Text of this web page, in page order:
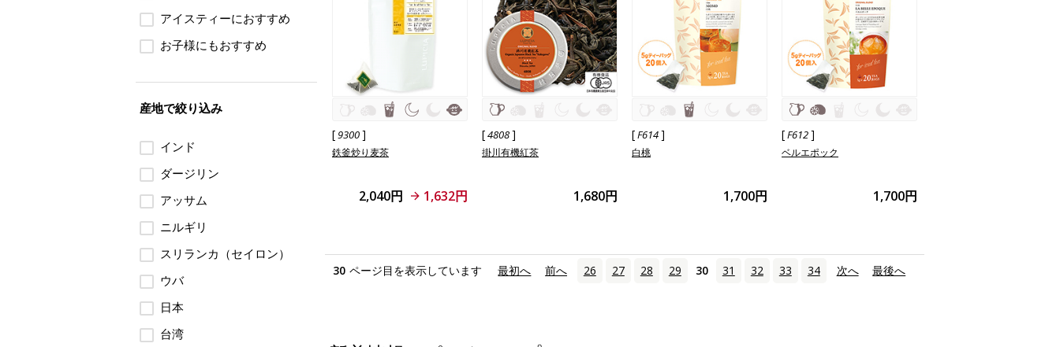
[9300]
鉄釜炒り麦茶
2,040円 1,632円
[4808]
掛川有機紅茶
1,680円
[F614]
白桃
1,700円
[F612]
ベルエポック
1,700円
30 ページ目を表示しています 最初へ 前へ 26 27 28 29 30 31 32 33 34 次へ 最後へ
アイスティーにおすすめ
お子様にもおすすめ
産地で絞り込み
インド
ダージリン
アッサム
ニルギリ
スリランカ（セイロン）
ウバ
日本
台湾